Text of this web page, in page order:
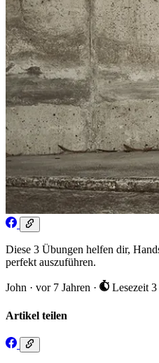
Diese 3 Übungen helfen dir,
perfekt auszuführen.
John · vor 7 Jahren · Lesezeit
Artikel teilen